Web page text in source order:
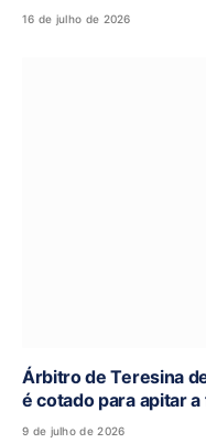
16 de julho de 2026
Árbitro de Teresina
é cotado para apitar
9 de julho de 2026